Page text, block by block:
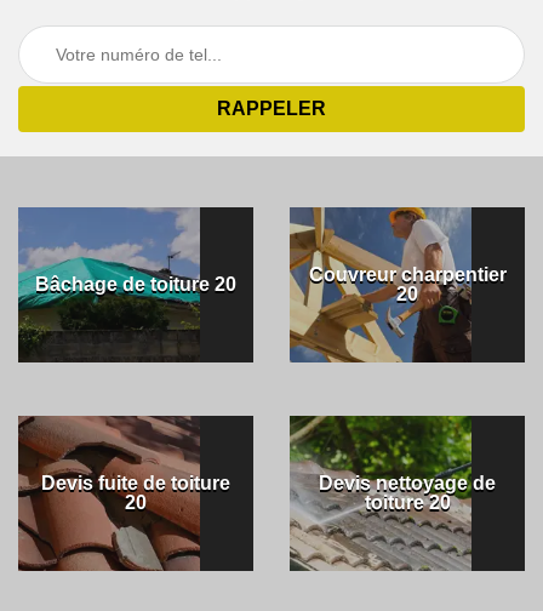
Bâchage de toiture 20
Couvreur charpentier
20
Devis fuite de toiture
20
Devis nettoyage de
toiture 20